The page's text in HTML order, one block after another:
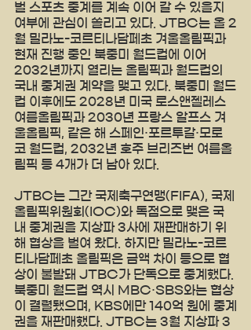
벌 스포츠 중계를 계속 이어 갈 수 있을지
여부에 관심이 쏠리고 있다. JTBC는 올 2
월 밀라노-코르티나담페초 겨울올림픽과
현재 진행 중인 북중미 월드컵에 이어
2032년까지 열리는 올림픽과 월드컵의
국내 중계권 계약을 맺고 있다. 북중미 월드
컵 이후에도 2028년 미국 로스앤젤레스
여름올림픽과 2030년 프랑스 알프스 겨
울올림픽, 같은 해 스페인·포르투갈·모로
코 월드컵, 2032년 호주 브리즈번 여름올
림픽 등 4개가 더 남아 있다.
JTBC는 그간 국제축구연맹(FIFA), 국제
올림픽위원회(IOC)와 독점으로 맺은 국
내 중계권을 지상파 3사에 재판매하기 위
해 협상을 벌여 왔다. 하지만 밀라노-코르
티나담페초 올림픽은 금액 차이 등으로 협
상이 불발돼 JTBC가 단독으로 중계했다.
북중미 월드컵 역시 MBC·SBS와는 협상
이 결렬됐으며, KBS에만 140억 원에 중계
권을 재판매했다. JTBC는 3월 지상파 3